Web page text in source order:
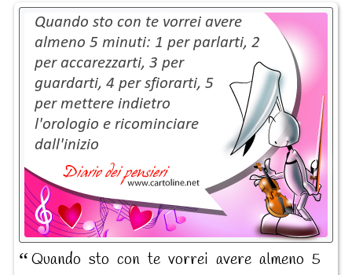
Quando sto con te vorrei avere almeno 5